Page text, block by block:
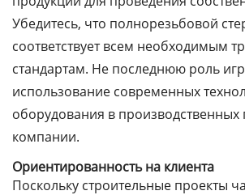
Убедитесь, что полнорезьбовой
соответствует всем необходимым
стандартам. Не последнюю роль
использование современных
оборудования в производственных
компании.
Ориентированность на клиента
Поскольку строительные проекты